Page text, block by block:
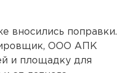
вносились поправки.
ООО АПК
и площадку для